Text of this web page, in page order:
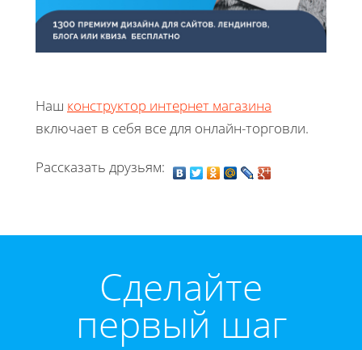
Наш конструктор интернет магазина
включает в себя все для онлайн-торговли.
Рассказать друзьям:
Cделайте
первый шаг